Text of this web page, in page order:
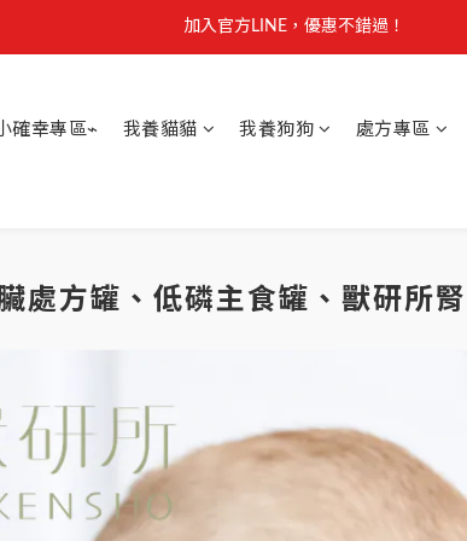
【安心聲明】 獸研所全品項未使用問題油品，點我看
加入官方LINE，優惠不錯過！
【安心聲明】 獸研所全品項未使用問題油品，點我
確幸專區⌁ 我養貓貓 我養狗狗 處方專區
處方罐、低磷主食罐、獸研所